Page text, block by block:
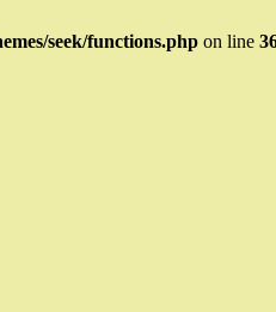
seek/functions.php on line